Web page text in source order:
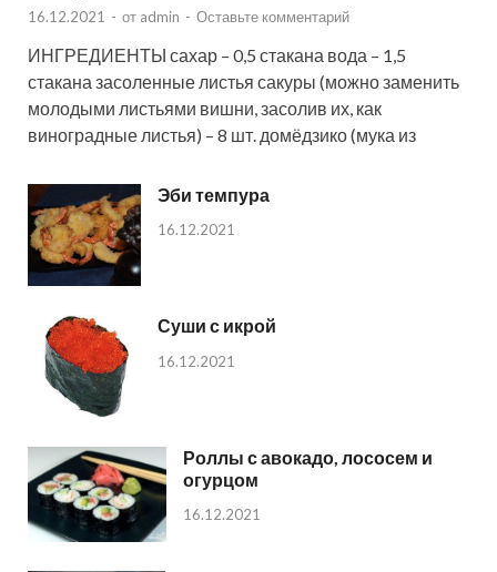
16.12.2021 - от admin - Оставьте комментарий
ИНГРЕДИЕНТЫ сахар – 0,5 стакана вода – 1,5
стакана засоленные листья сакуры (можно заменить
молодыми листьями вишни, засолив их, как
виноградные листья) – 8 шт. домёдзико (мука из
Эби темпура
16.12.2021
Суши с икрой
16.12.2021
Роллы с авокадо, лососем и
огурцом
16.12.2021